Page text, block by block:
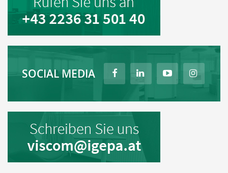
SOCIAL MEDIA